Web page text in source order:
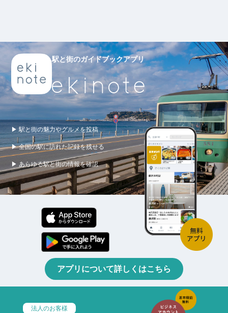
駅と街のガイドブックアプリ
▶ 駅と街の魅力やグルメを投稿
▶ 全国の駅に訪れた記録を残せる
▶ あらゆる駅と街の情報を確認
アプリについて詳しくはこちら
法人のお客様